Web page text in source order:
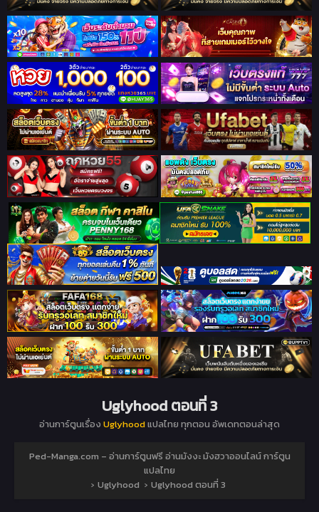
Uglyhood ตอนที่ 3
อ่านการ์ตูนเรื่อง Uglyhoodแปลไทย ทุกตอน อัพเดทตอนล่าสุด
Ped-Manga.com – อ่านการ์ตูนฟรี อ่านมังงะ มังฮวาออนไลน์ การ์ตูน
แปลไทย
› Uglyhood › Uglyhood ตอนที่ 3